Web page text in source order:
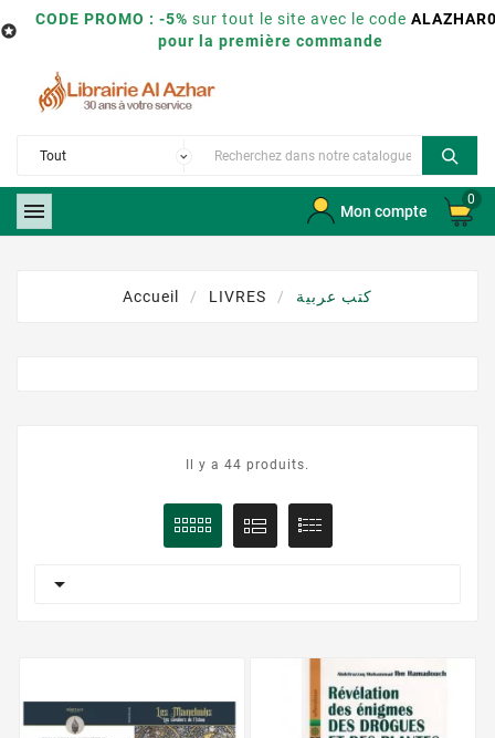

CODE PROMO : -5% sur tout le site avec le code
pour la première commande
 Mon compte
0
Accueil LIVRES كتب عربية
Il y a 44 produits.
